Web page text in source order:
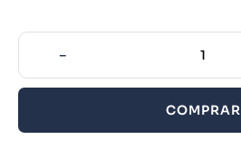
－
COMPRAR